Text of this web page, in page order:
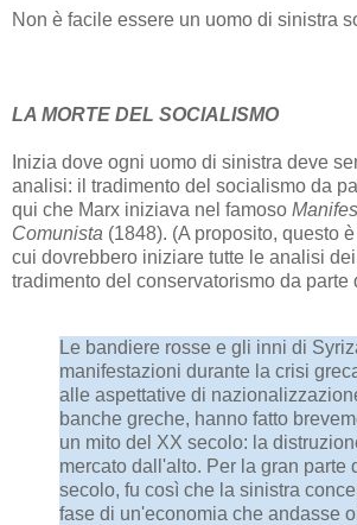
Non è facile essere un uomo di sinistra
LA MORTE DEL SOCIALISMO
Inizia dove ogni uomo di sinistra deve
analisi: il tradimento del socialismo da
qui che Marx iniziava nel famoso
Comunista (1848). (A proposito, questo
cui dovrebbero iniziare tutte le analisi dei
tradimento del conservatorismo da parte
Le bandiere rosse e gli inni di
manifestazioni durante la crisi
alle aspettative di
banche greche, hanno fatto
un mito del XX secolo: la
mercato dall'alto. Per la gran parte
secolo, fu così che la sinistra
fase di un'economia che andasse